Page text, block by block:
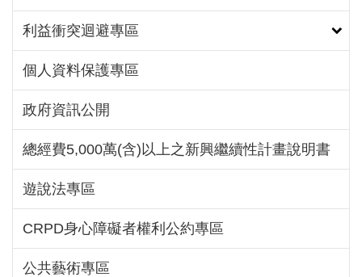
利益衝突迴避專區
個人資料保護專區
政府資訊公開
總經費5,000萬(含)以上之新興繼續性計畫說明書
遊說法專區
CRPD身心障礙者權利公約專區
公共藝術專區